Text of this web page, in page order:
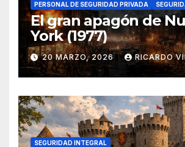
PERSONAL DE SEGURIDAD PRIVADA
El gran apagón de
York (1977)
20 MARZO, 2026 RICARDO
SEGURIDAD INTEGRAL